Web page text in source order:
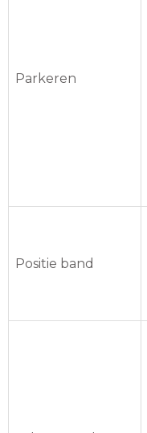
Parkeren
Positie band